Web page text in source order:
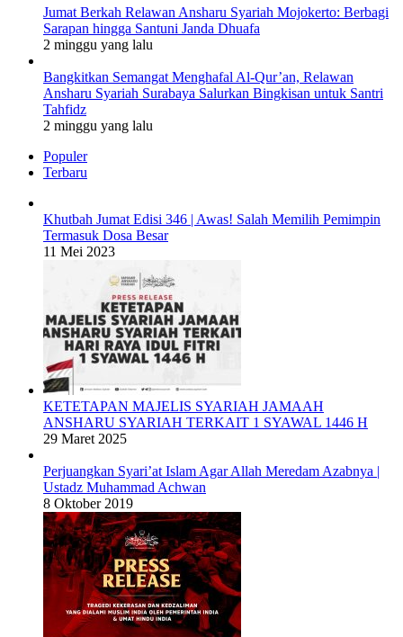
Jumat Berkah Relawan Ansharu Syariah Mojokerto: Berbagi
Sarapan hingga Santuni Janda Dhuafa
2 minggu yang lalu
Bangkitkan Semangat Menghafal Al-Qur’an, Relawan
Ansharu Syariah Surabaya Salurkan Bingkisan untuk Santri
Tahfidz
2 minggu yang lalu
Populer
Terbaru
Khutbah Jumat Edisi 346 | Awas! Salah Memilih Pemimpin
Termasuk Dosa Besar
11 Mei 2023
KETETAPAN MAJELIS SYARIAH JAMAAH
ANSHARU SYARIAH TERKAIT 1 SYAWAL 1446 H
29 Maret 2025
Perjuangkan Syari’at Islam Agar Allah Meredam Azabnya |
Ustadz Muhammad Achwan
8 Oktober 2019